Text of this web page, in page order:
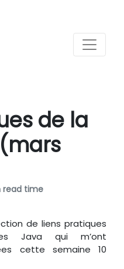
de la
read time
de liens pratiques
Java qui m’ont
cette semaine 10